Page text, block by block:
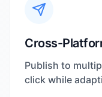
Cross-
Publish to
click while